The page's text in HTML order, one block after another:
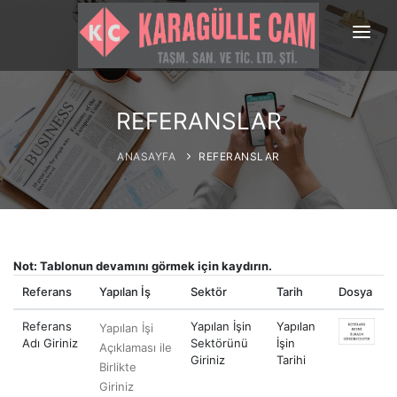
ANASAYFA
HAKKIMIZDA
ÜRÜNLERİMİZ
GALERİ
İLETİŞİM
REFERANSLAR
ANASAYFA REFERANSLAR
Not: Tablonun devamını görmek için kaydırın.
Referans
Yapılan İş Sektör Tarih Dosya
Referans
Adı Giriniz
Yapılan İşi
Açıklaması ile
Birlikte
Giriniz
Yapılan İşin
Sektörünü
Giriniz
Yapılan
İşin
Tarihi